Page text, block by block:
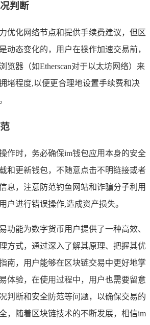
判断
优化网络节点和提供手续费建议，但区
动态变化的，用户在操作加速交易前，
览器（如Etherscan对于以太坊网络）来
堵程度,以便更合理地设置手续费和决
作时，务必确保im钱包应用本身的安全
和更新钱包，不随意点击不明链接或者
息，注意防范钓鱼网站和诈骗分子利用
户进行错误操作,造成资产损失。
功能为数字货币用户提供了一种高效、
方式，通过深入了解其原理、把握其优
南，用户能够在区块链交易中更好地掌
体验，在使用过程中，用户也需要留意
判断和安全防范等问题，以确保交易的
，随着区块链技术的不断发展，相信im